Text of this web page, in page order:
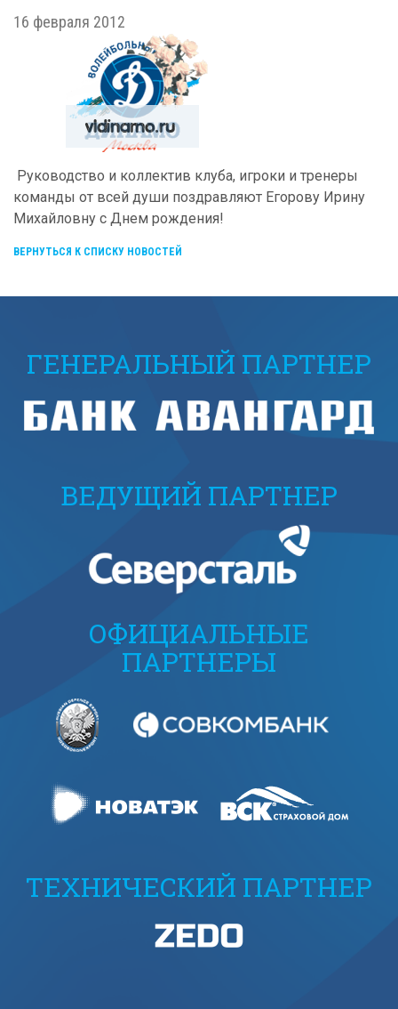
16 февраля 2012
Руководство и коллектив клуба, игроки и тренеры
команды от всей души поздравляют Егорову Ирину
Михайловну с Днем рождения!
ВЕРНУТЬСЯ К СПИСКУ НОВОСТЕЙ
ГЕНЕРАЛЬНЫЙ ПАРТНЕР
ВЕДУЩИЙ ПАРТНЕР
ОФИЦИАЛЬНЫЕ
ПАРТНЕРЫ
ТЕХНИЧЕСКИЙ ПАРТНЕР